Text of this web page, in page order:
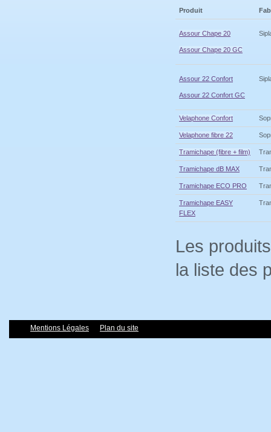
Produit
Assour Chape 20
Assour Chape 20 GC
Assour 22 Confort
Assour 22 Confort GC
Velaphone Confort
Velaphone fibre 22
Tramichape (fibre + film)
Tramichape dB MAX
Tramichape ECO PRO
Tramichape EASY
FLEX
Les
la liste des
Mentions Légales Plan du site